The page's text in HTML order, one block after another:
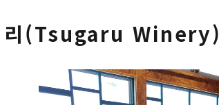
繁体中文
리(Tsugaru Winery)